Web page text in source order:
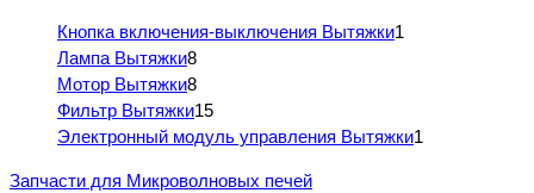
Кнопка включения-выключения Вытяжки1
Лампа Вытяжки8
Мотор Вытяжки8
Фильтр Вытяжки15
Электронный модуль управления Вытяжки1
Запчасти для Микроволновых печей